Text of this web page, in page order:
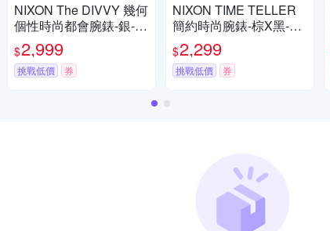
NIXON The DIVVY 幾何
個性時尚都會腕錶-銀-N
XA3451029-36mm
$2,999
挑戰低價 券
NIXON TIME TELLER
簡約時尚腕錶-棕X黑-NX
A045872
$2,299
挑戰低價 券